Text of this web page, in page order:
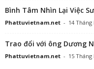
Bình Tâm Nhìn Lại Việc
Phattuvietnam.net - 14 Tháng
Trao đổi với ông Dương
Phattuvietnam.net - 15 Tháng